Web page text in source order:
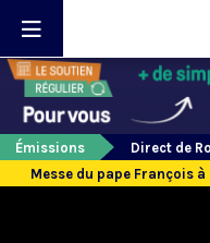
Émissions
Direct de
Messe du pape François